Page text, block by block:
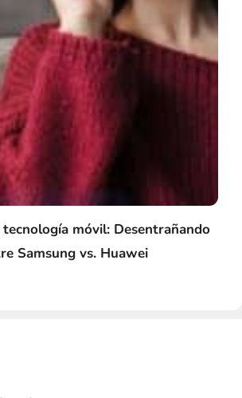
móvil: Desentrañando
Samsung vs. Huawei